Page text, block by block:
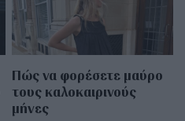
Πώς να φορέσετε μαύρο
τους καλοκαιρινούς
μήνες